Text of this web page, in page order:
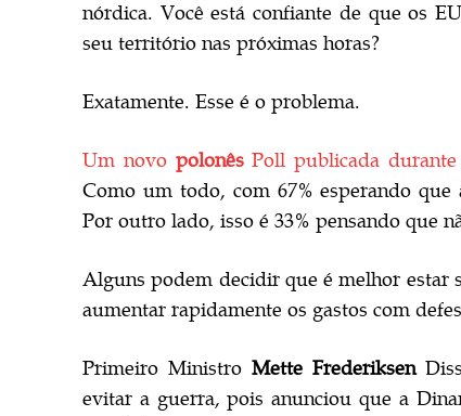
nórdica. Você está confiante de que os
seu território nas próximas horas?
Exatamente. Esse é o problema.
Um novo polonêsPoll publicada
Como um todo, com 67% esperando que
Por outro lado, isso é 33% pensando que
Alguns podem decidir que é melhor estar
aumentar rapidamente os gastos com
Primeiro MinistroMette Frederiksen
evitar a guerra, pois anunciou que a